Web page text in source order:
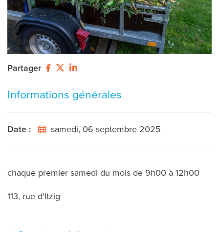
Partager
Informations générales
Date : samedi, 06 septembre 2025
chaque premier samedi du mois de 9h00 à 12h00
113, rue d'Itzig